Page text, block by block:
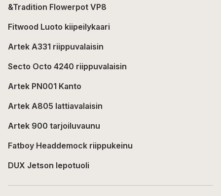
&Tradition Flowerpot VP8
Fitwood Luoto kiipeilykaari
Artek A331 riippuvalaisin
Secto Octo 4240 riippuvalaisin
Artek PN001 Kanto
Artek A805 lattiavalaisin
Artek 900 tarjoiluvaunu
Fatboy Headdemock riippukeinu
DUX Jetson lepotuoli